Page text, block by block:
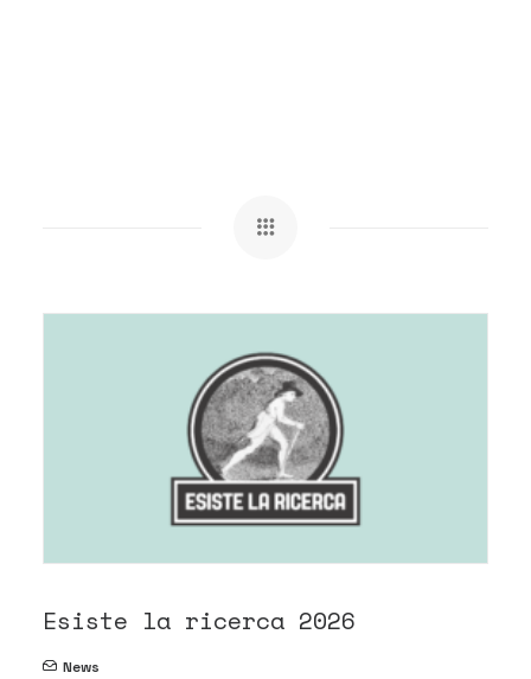
Esiste la ricerca 2026
News